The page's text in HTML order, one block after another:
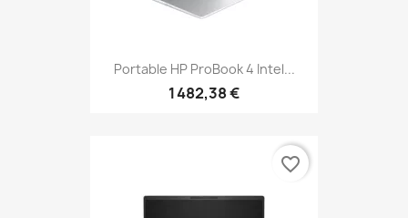
Portable HP ProBook 4 Intel...
1 482,38 €
favorite_border